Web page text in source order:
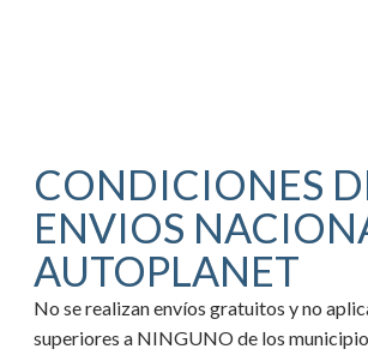
CONDICIONES
ENVIOS
AUTOPLANET
No se realizan envíos gratuitos y no
superiores a NINGUNO de los